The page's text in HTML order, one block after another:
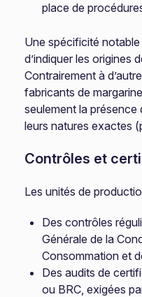
place de
Une spécificité
d’indiquer les origines
Contrairement à
fabricants de
seulement la présence
leurs natures exactes
Contrôles et
Les unités de
Des contrôles
Générale de la
Consommation et
Des audits de
ou BRC, exigées